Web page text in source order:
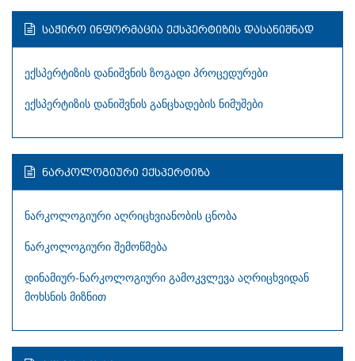
ᲡᲐᲭᲘᲠᲝ ᲘᲜᲤᲝᲠᲛᲐᲪᲘᲐ ᲔᲥᲡᲞᲔᲠᲢᲘᲖᲘᲡ ᲓᲐᲡᲐᲜᲘᲨᲜᲐᲓ
ექსპერტიზის დანიშვნის ზოგადი პროცედურები
ექსპერტიზის დანიშვნის განცხადების ნიმუშები
ᲜᲐᲠᲙᲝᲚᲝᲒᲘᲣᲠᲘ ᲔᲥᲡᲞᲔᲠᲢᲘᲖᲐ
ნარკოლოგიური აღრიცხვიანობის ცნობა
ნარკოლოგიური შემოწმება
დინამიურ-ნარკოლოგიური გამოკვლევა აღრიცხვიდან
მოხსნის მიზნით